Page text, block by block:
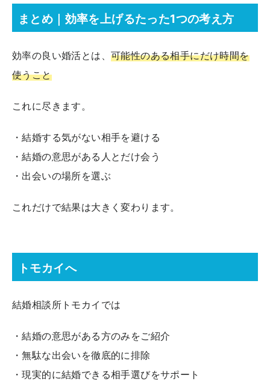
まとめ｜効率を上げるたった1つの考え方
効率の良い婚活とは、 可能性のある相手にだけ時間を
使うこと
これに尽きます。
・結婚する気がない相手を避ける
・結婚の意思がある人とだけ会う
・出会いの場所を選ぶ
これだけで結果は大きく変わります。
トモカイへ
結婚相談所トモカイでは
・結婚の意思がある方のみをご紹介
・無駄な出会いを徹底的に排除
・現実的に結婚できる相手選びをサポート